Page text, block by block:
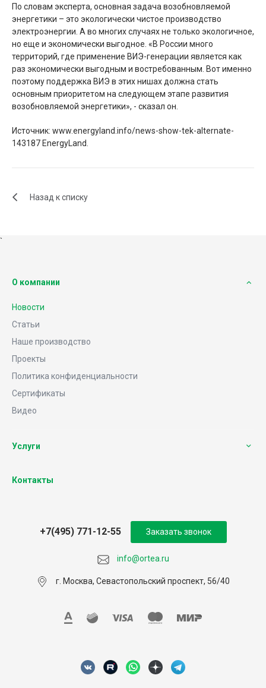
По словам эксперта, основная задача возобновляемой
энергетики – это экологически чистое производство
электроэнергии. А во многих случаях не только экологичное,
но еще и экономически выгодное. «В России много
территорий, где применение ВИЭ-генерации является как
раз экономически выгодным и востребованным. Вот именно
поэтому поддержка ВИЭ в этих нишах должна стать
основным приоритетом на следующем этапе развития
возобновляемой энергетики», - сказал он.
Источник: www.energyland.info/news-show-tek-alternate-
143187 EnergyLand.
Назад к списку
`
О компании
Новости
Статьи
Наше производство
Проекты
Политика конфиденциальности
Сертификаты
Видео
Услуги
Контакты
info@ortea.ru
+7(495) 771-12-55
г. Москва, Севастопольский проспект, 56/40
Заказать звонок